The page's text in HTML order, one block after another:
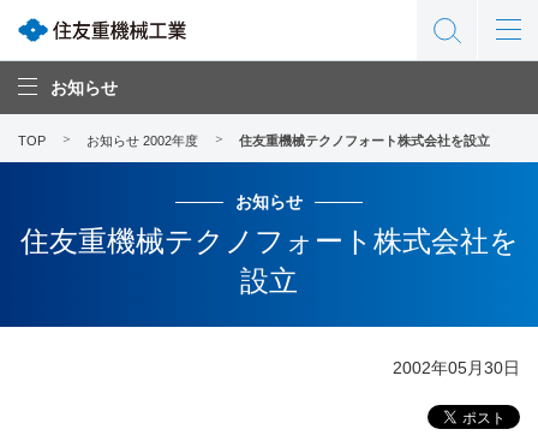
お知らせ
TOP お知らせ 2002年度 住友重機械テクノフォート株式会社を設立
お知らせ
住友重機械テクノフォート株式会社を
設立
2002年05月30日